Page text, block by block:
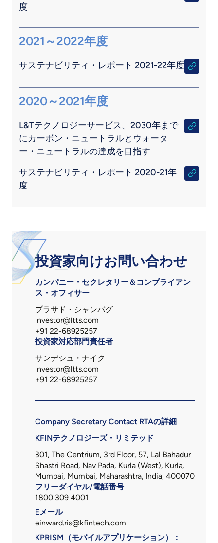
度
2021～2022年度
サステナビリティ・レポート 2021-22年度
2020～2021年度
L&Tテクノロジーサービス、2030年まで
にカーボン・ニュートラルとウォータ
ー・ニュートラルの達成を目指す
サステナビリティ・レポート 2020-21年
度
投資家向けお問い合わせ
カンパニー・セクレタリー＆コンプライアン
ス・オフィサー
プラサド・シャンバグ
investor@ltts.com
+91 22-68925257
投資家対応部門責任者
サンデシュ・ナイク
investor@ltts.com
+91 22-68925257
Company Secretary Contact RTAの詳細
KFINテクノロジーズ・リミテッド
301, The Centrium, 3rd Floor, 57, Lal Bahadur
Shastri Road, Nav Pada, Kurla (West), Kurla,
Mumbai, Mumbai, Maharashtra, India, 400070
フリーダイヤル/電話番号
1800 309 4001
Eメール
einward.ris@kfintech.com
KPRISM（モバイルアプリケーション）：